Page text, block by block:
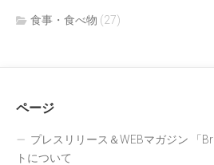
食事・食べ物 (27)
ページ
プレスリリース＆WEBマガジン 「
トについて